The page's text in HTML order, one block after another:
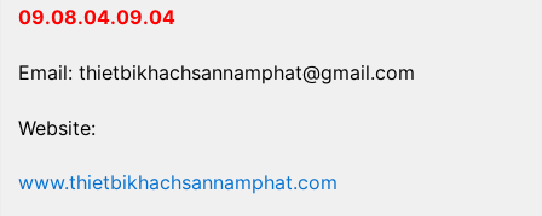
09.08.04.09.04
Email: thietbikhachsannamphat@gmail.com
Website:
www.thietbikhachsannamphat.com